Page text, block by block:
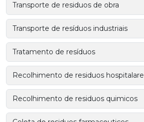
Transporte de residuos de obra
Transporte de resíduos industriais
Tratamento de resíduos
Recolhimento de residuos
Recolhimento de residuos quimicos